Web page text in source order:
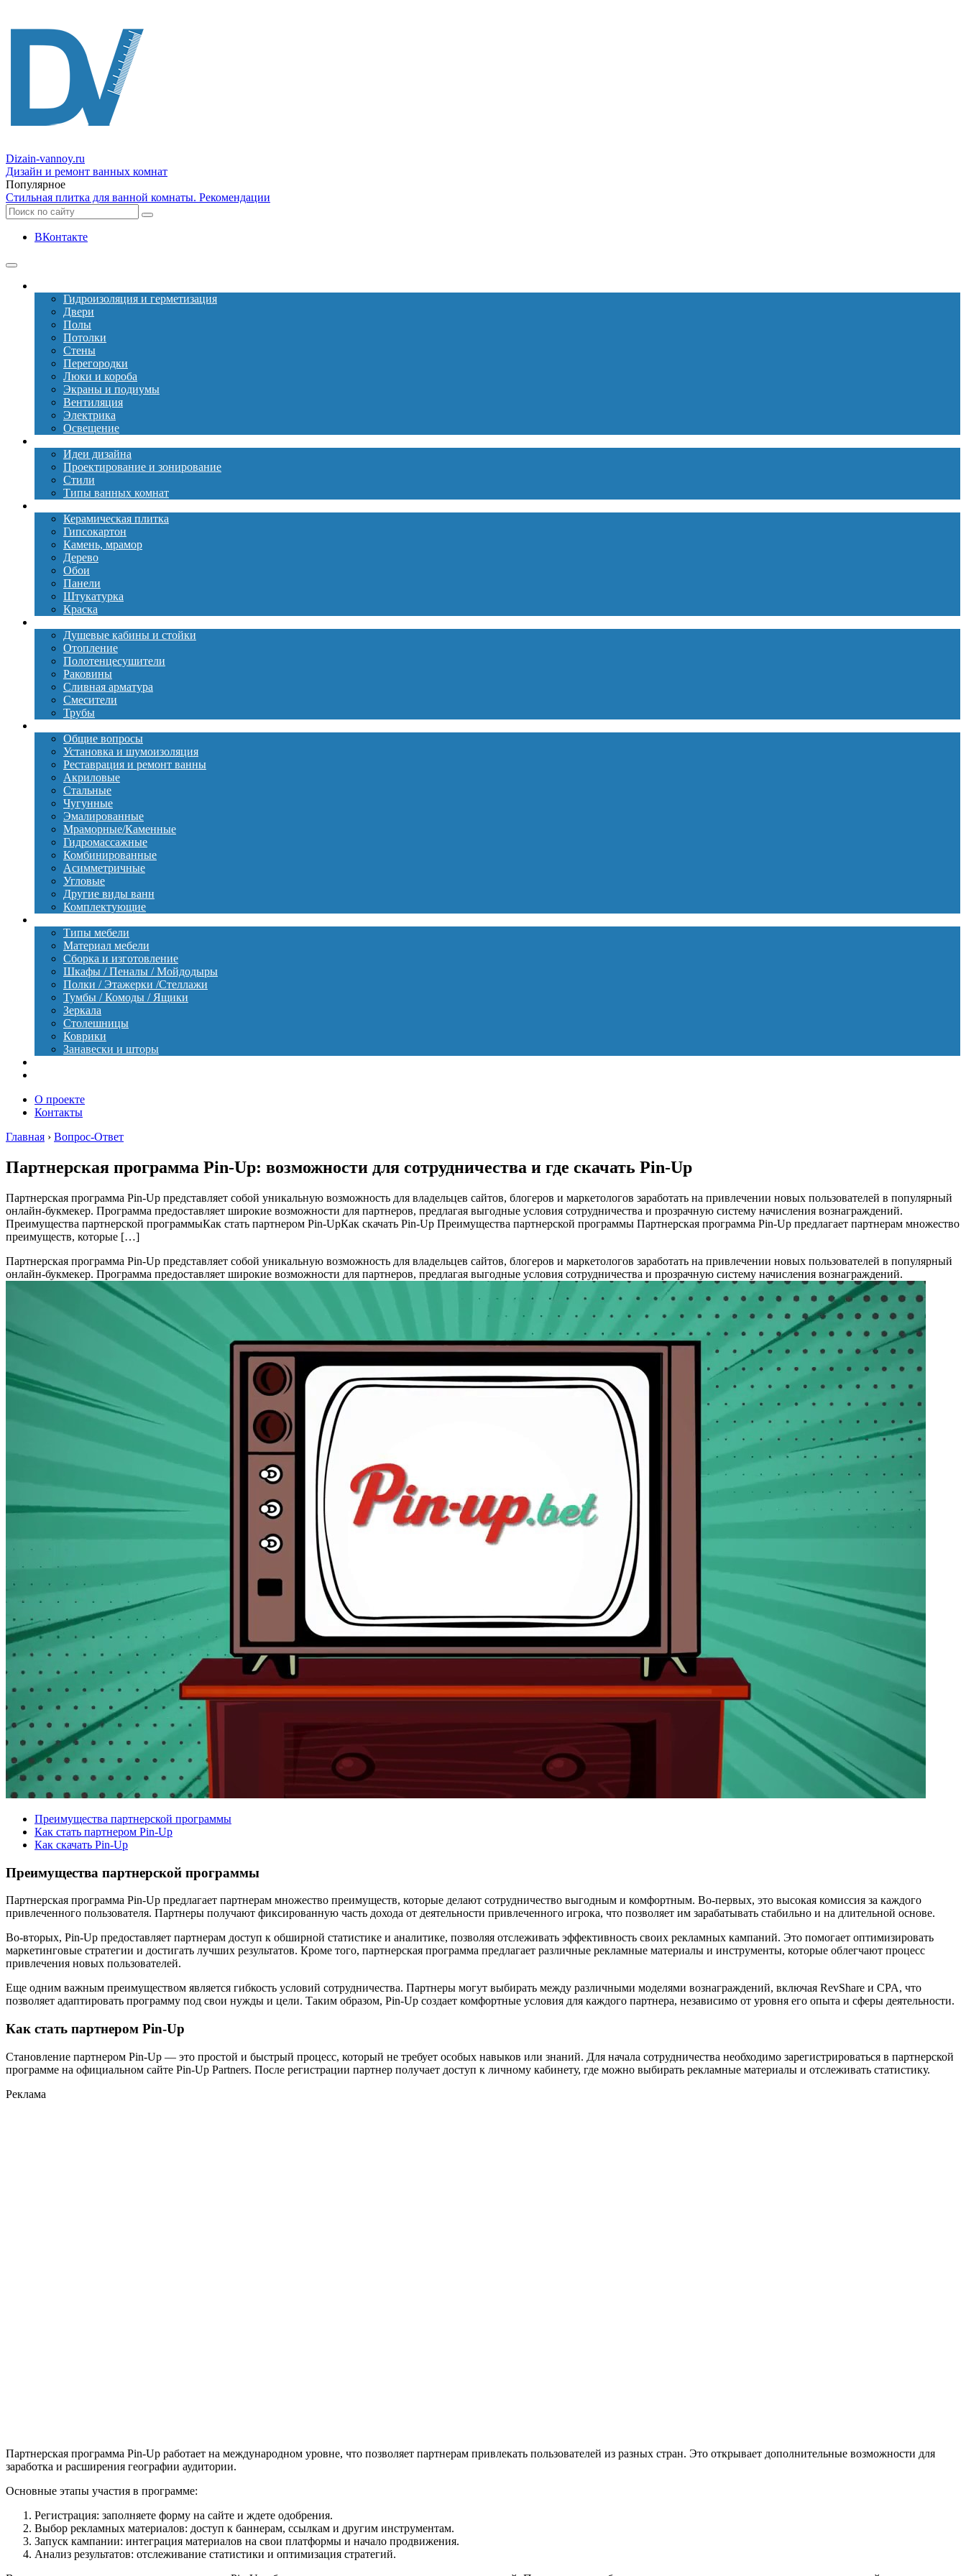
Dizain-vannoy.ru
Дизайн и ремонт ванных комнат
Популярное
Стильная плитка для ванной комнаты. Рекомендации
ВКонтакте
Гидроизоляция и герметизация
Двери
Полы
Потолки
Стены
Перегородки
Люки и короба
Экраны и подиумы
Вентиляция
Электрика
Освещение
Идеи дизайна
Проектирование и зонирование
Стили
Типы ванных комнат
Керамическая плитка
Гипсокартон
Камень, мрамор
Дерево
Обои
Панели
Штукатурка
Краска
Душевые кабины и стойки
Отопление
Полотенцесушители
Раковины
Сливная арматура
Смесители
Трубы
Общие вопросы
Установка и шумоизоляция
Реставрация и ремонт ванны
Акриловые
Стальные
Чугунные
Эмалированные
Мраморные/Каменные
Гидромассажные
Комбинированные
Асимметричные
Угловые
Другие виды ванн
Комплектующие
Типы мебели
Материал мебели
Сборка и изготовление
Шкафы / Пеналы / Мойдодыры
Полки / Этажерки /Стеллажи
Тумбы / Комоды / Ящики
Зеркала
Столешницы
Коврики
Занавески и шторы
О проекте
Контакты
Главная › Вопрос-Ответ
Партнерская программа Pin-Up: возможности для сотрудничества и где скачать Pin-Up
Партнерская программа Pin-Up представляет собой уникальную возможность для владельцев сайтов, блогеров и маркетологов заработать на привлечении новых пользователей в популярный
онлайн-букмекер. Программа предоставляет широкие возможности для партнеров, предлагая выгодные условия сотрудничества и прозрачную систему начисления вознаграждений.
Преимущества партнерской программыКак стать партнером Pin-UpКак скачать Pin-Up Преимущества партнерской программы Партнерская программа Pin-Up предлагает партнерам множество
преимуществ, которые […]
Партнерская программа Pin-Up представляет собой уникальную возможность для владельцев сайтов, блогеров и маркетологов заработать на привлечении новых пользователей в популярный
онлайн-букмекер. Программа предоставляет широкие возможности для партнеров, предлагая выгодные условия сотрудничества и прозрачную систему начисления вознаграждений.
Преимущества партнерской программы
Как стать партнером Pin-Up
Как скачать Pin-Up
Преимущества партнерской программы
Партнерская программа Pin-Up предлагает партнерам множество преимуществ, которые делают сотрудничество выгодным и комфортным. Во-первых, это высокая комиссия за каждого
привлеченного пользователя. Партнеры получают фиксированную часть дохода от деятельности привлеченного игрока, что позволяет им зарабатывать стабильно и на длительной основе.
Во-вторых, Pin-Up предоставляет партнерам доступ к обширной статистике и аналитике, позволяя отслеживать эффективность своих рекламных кампаний. Это помогает оптимизировать
маркетинговые стратегии и достигать лучших результатов. Кроме того, партнерская программа предлагает различные рекламные материалы и инструменты, которые облегчают процесс
привлечения новых пользователей.
Еще одним важным преимуществом является гибкость условий сотрудничества. Партнеры могут выбирать между различными моделями вознаграждений, включая RevShare и CPA, что
позволяет адаптировать программу под свои нужды и цели. Таким образом, Pin-Up создает комфортные условия для каждого партнера, независимо от уровня его опыта и сферы деятельности.
Как стать партнером Pin-Up
Становление партнером Pin-Up — это простой и быстрый процесс, который не требует особых навыков или знаний. Для начала сотрудничества необходимо зарегистрироваться в партнерской
программе на официальном сайте Pin-Up Partners. После регистрации партнер получает доступ к личному кабинету, где можно выбирать рекламные материалы и отслеживать статистику.
Реклама
Партнерская программа Pin-Up работает на международном уровне, что позволяет партнерам привлекать пользователей из разных стран. Это открывает дополнительные возможности для
заработка и расширения географии аудитории.
Основные этапы участия в программе:
Регистрация: заполняете форму на сайте и ждете одобрения.
Выбор рекламных материалов: доступ к баннерам, ссылкам и другим инструментам.
Запуск кампании: интеграция материалов на свои платформы и начало продвижения.
Анализ результатов: отслеживание статистики и оптимизация стратегий.